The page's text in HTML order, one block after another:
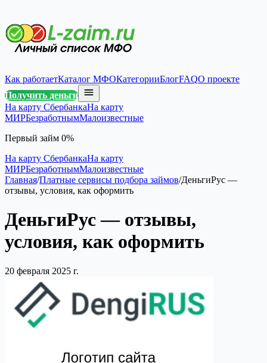
Как работаетКаталог МФОКатегорииБлогFAQО проекте
Получить деньги
На карту СбербанкаНа карту
МИРБезработнымМалоизвестные
Первый займ 0%
На карту СбербанкаНа карту
МИРБезработнымМалоизвестные
Главная/Платные сервисы подбора займов/ДеньгиРус —
отзывы, условия, как оформить
ДеньгиРус — отзывы,
условия, как оформить
20 февраля 2025 г.